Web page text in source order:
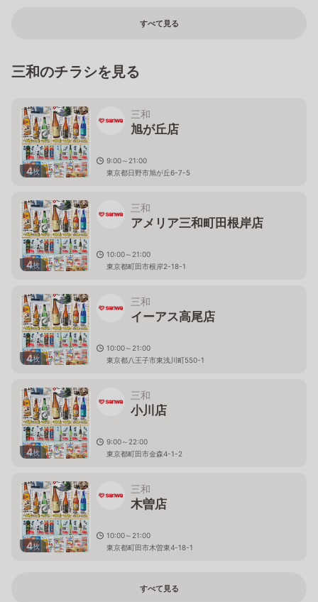
すべて見る
三和のチラシを見る
4枚
三和
旭が丘店
9:00～21:00
東京都日野市旭が丘6-7-5
4枚
三和
アメリア三和町田根岸店
10:00～21:00
東京都町田市根岸2-18-1
4枚
三和
イーアス高尾店
10:00～21:00
東京都八王子市東浅川町550-1
4枚
三和
小川店
9:00～22:00
東京都町田市金森4-1-2
4枚
三和
木曽店
10:00～21:00
東京都町田市木曽東4-18-1
すべて見る